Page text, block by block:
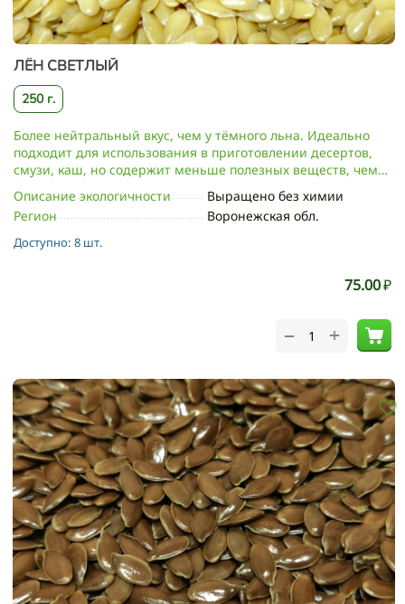
ЛЁН СВЕТЛЫЙ
250 г.
Более нейтральный вкус, чем у тёмного льна. Идеально
подходит для использования в приготовлении десертов,
смузи, каш, но содержит меньше полезных веществ, чем
тёмный.
Описание экологичности
Выращено без химии
Регион
Воронежская обл.
Доступно: 8 шт.
75.00₽
+
−